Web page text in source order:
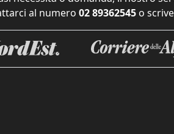
al numero 02 89362545 o